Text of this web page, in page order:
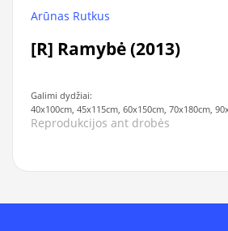
Arūnas Rutkus
[R] Ramybė (2013)
Galimi dydžiai:
40x100cm, 45x115cm, 60x150cm, 70x180cm,
Reprodukcijos ant drobės